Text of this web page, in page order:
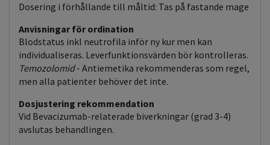
Dosering i förhållande till måltid: Tas på fastande mage
Anvisningar för ordination
Blodstatus inkl neutrofila inför ny kur men kan
individualiseras. Leverfunktionsvärden bör kontrolleras.
Temozolomid- Antiemetika rekommenderas som regel,
men alla patienter behöver det inte.
Dosjustering rekommendation
Vid Bevacizumab-relaterade biverkningar (grad 3-4)
avslutas behandlingen.